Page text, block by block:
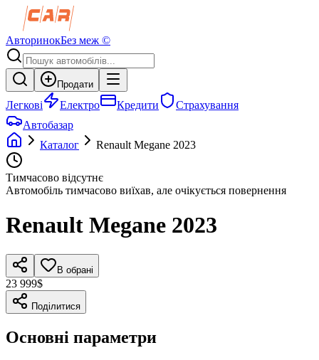
АвторинокБез меж ©
Продати
Легкові Електро Кредити
Страхування
Автобазар
Каталог
Renault Megane 2023
Тимчасово відсутнє
Автомобіль тимчасово виїхав, але очікується повернення
Renault Megane 2023
В обрані
23 999$
Поділитися
Основні параметри